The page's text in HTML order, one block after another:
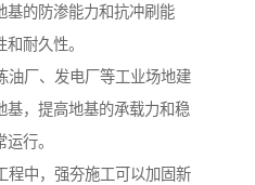
基的防渗能力和抗冲刷能
耐久性。
油厂、发电厂等工业场地建
基，提高地基的承载力和稳
行。
程中，强夯施工可以加固新